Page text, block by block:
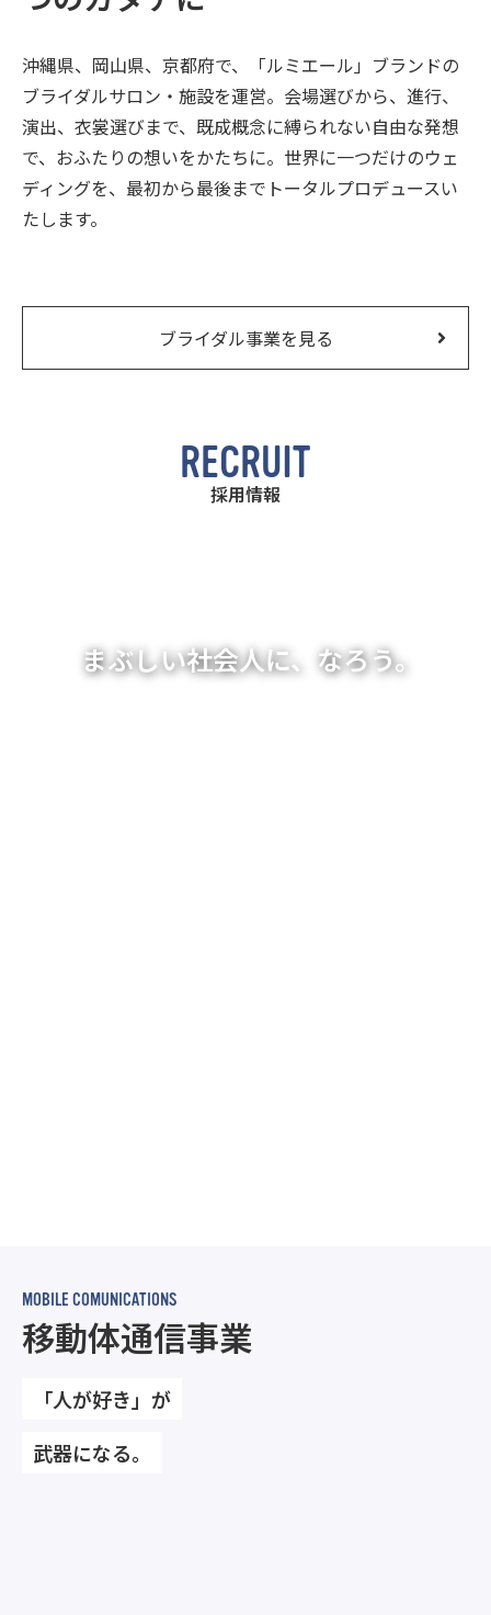
沖縄県、岡山県、京都府で、「ルミエール」ブランドの
ブライダルサロン・施設を運営。会場選びから、進行、
演出、衣裳選びまで、既成概念に縛られない自由な発想
で、おふたりの想いをかたちに。世界に一つだけのウェ
ディングを、最初から最後までトータルプロデュースい
たします。
ブライダル事業を見る
RECRUIT
採用情報
まぶしい社会人に、なろう。
MOBILE COMUNICATIONS
移動体通信事業
「人が好き」が
武器になる。